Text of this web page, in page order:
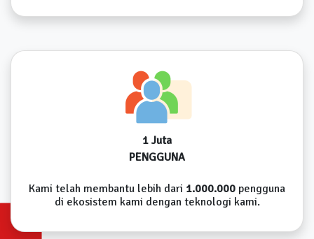
1 Juta
PENGGUNA
Kami telah membantu lebih dari 1.000.000 pengguna
di ekosistem kami dengan teknologi kami.